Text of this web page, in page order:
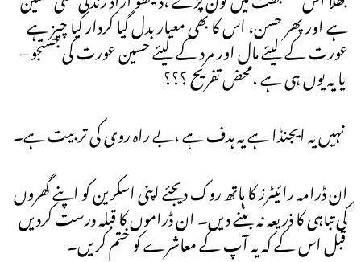
ہے اور پھر حسن، اس کا بھی معیار بدل گیا کردار کیا چیز ہے
عورت کے لیئے مال اور مرد کے لیئے حسین عورت کی جستجو –
نہیں یہ ایجنڈا ہے یہ ہدف ہے ،بے راہ روی کی تربیت ہے۔
ان ڈرامہ رائیٹرز کا ہاتھ روک دیجئے اپنی اسکرین کو اپنے گھروں
کی تباہی کا ذریعہ نہ بننے دیں۔ ان ڈراموں کا قبلہ درست کردیں
قبل اس کے کہ یہ آپ کے معاشرے کو ختم کریں۔